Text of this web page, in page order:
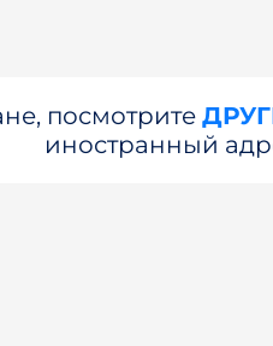
посмотрите
иностранный